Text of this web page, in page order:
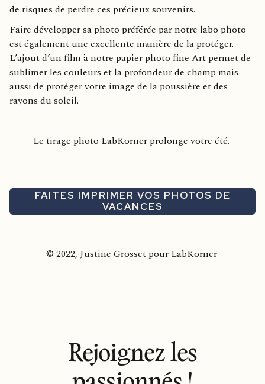
de risques de perdre ces précieux souvenirs.
Faire développer sa photo préférée par notre labo photo
est également une excellente manière de la protéger.
L’ajout d’un film à notre papier photo fine Art permet de
sublimer les couleurs et la profondeur de champ mais
aussi de protéger votre image de la poussière et des
rayons du soleil.
Le tirage photo LabKorner prolonge votre été.
FAITES IMPRIMER VOS PHOTOS DE
VACANCES
© 2022, Justine Grosset pour LabKorner
Rejoignez les